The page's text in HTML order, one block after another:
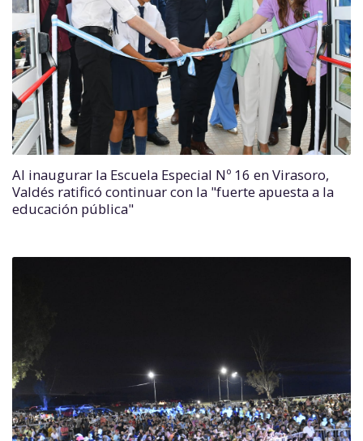
Al inaugurar la Escuela Especial Nº 16 en Virasoro,
Valdés ratificó continuar con la "fuerte apuesta a la
educación pública"